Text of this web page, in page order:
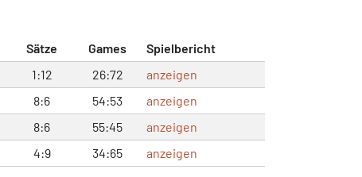
Sätze Games
Spielbericht
1:12 26:72
anzeigen
8:6 54:53
anzeigen
8:6 55:45
anzeigen
4:9 34:65 anzeigen